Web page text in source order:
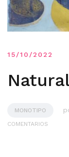
15/10/2022
MONOTIPO
COMENTARIOS